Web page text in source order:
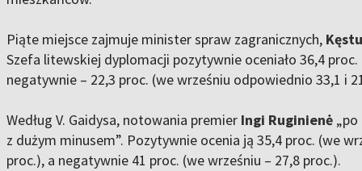
Piąte miejsce zajmuje minister spraw zagranicznych,
Szefa litewskiej dyplomacji pozytywnie oceniało 36,4
negatywnie – 22,3 proc. (we wrześniu odpowiednio 33,1 i
Według V. Gaidysa, notowania premier Ingi Ruginienė
z dużym minusem”. Pozytywnie ocenia ją 35,4 proc. (we
proc.), a negatywnie 41 proc. (we wrześniu – 27,8 proc.).